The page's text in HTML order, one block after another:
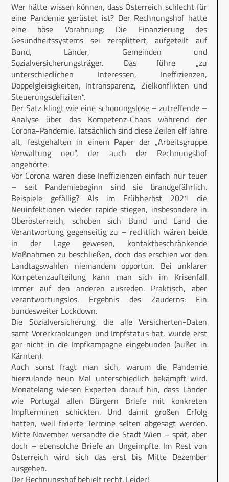
Wer hätte wissen können, dass Österreich schlecht für
eine Pandemie gerüstet ist? Der Rechnungshof hatte
eine böse Vorahnung: Die Finanzierung des
Gesundheitssys­tems sei zersplittert, aufgeteilt auf
Bund, Länder, Gemeinden und
Sozialversicherungsträger. Das führe „zu
unterschiedlichen Interessen, Ineffizienzen,
Doppelgleisigkeiten, Intransparenz, Zielkonflikten und
Steuerungsdefiziten“.
Der Satz klingt wie eine schonungslose – zutreffende –
Analyse über das Kompetenz-Chaos während der
Corona-Pandemie. Tatsächlich sind diese Zeilen elf Jahre
alt, festgehalten in einem Paper der „Arbeitsgruppe
Verwaltung neu“, der auch der Rechnungshof
angehörte.
Vor Corona waren diese Ineffizienzen einfach nur teuer
– seit Pandemiebeginn sind sie brandgefährlich.
Beispiele gefällig? Als im Frühherbst 2021 die
Neuinfektionen wieder rapide stiegen, insbesondere in
Oberösterreich, schoben sich Bund und Land die
Verantwortung gegenseitig zu – rechtlich wären beide
in der Lage gewesen, kontaktbeschränkende
Maßnahmen zu beschließen, doch das erschien vor den
Landtagswahlen niemandem opportun. Bei unklarer
Kompetenzaufteilung kann man sich im Krisenfall
immer auf den anderen ausreden. Praktisch, aber
verantwortungslos. Ergebnis des Zauderns: Ein
bundesweiter Lockdown.
Die Sozialversicherung, die alle Versicherten-Daten
samt Vorerkrankungen und Impfstatus hat, wurde erst
gar nicht in die Impfkampagne eingebunden (außer in
Kärnten).
Auch sonst fragt man sich, warum die Pandemie
hierzulande neun Mal unterschiedlich bekämpft wird.
Monatelang wiesen Experten darauf hin, dass Länder
wie Portugal allen Bürgern Briefe mit konkreten
Impfterminen schickten. Und damit großen Erfolg
hatten, weil fixierte Termine selten abgesagt werden.
Mitte November versandte die Stadt Wien – spät, aber
doch – ebensolche Briefe an Ungeimpfte. Im Rest von
Österreich wird sich das erst bis Mitte Dezember
ausgehen.